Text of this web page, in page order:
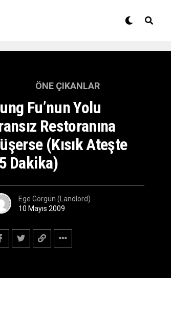
ÖNE ÇIKANLAR
Fu’nun Yolu
Restoranına
(Kısık Ateşte
Dakika)
Ege Görgün (Landlord)
10 Mayıs 2009